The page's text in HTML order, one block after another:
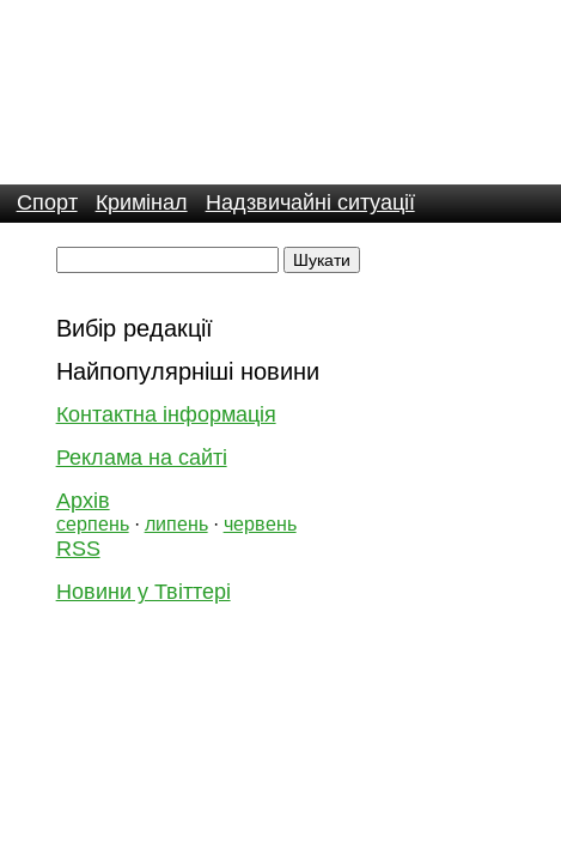
Спорт Кримінал Надзвичайні ситуації
Вибір редакції
Найпопулярніші новини
Контактна інформація
Реклама на сайті
Архів
серпень· липень· червень
RSS
Новини у Твіттері